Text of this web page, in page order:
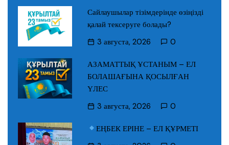
Сайлаушылар тізімдерінде өзіңізді
қалай тексеруге болады?
3 августа, 2026
0
АЗАМАТТЫҚ ҰСТАНЫМ – ЕЛ
БОЛАШАҒЫНА ҚОСЫЛҒАН
ҮЛЕС
3 августа, 2026
0
ЕҢБЕК ЕРІНЕ – ЕЛ ҚҰРМЕТІ